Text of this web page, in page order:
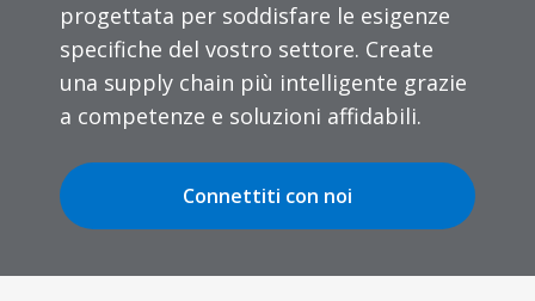
progettata per soddisfare le esigenze
specifiche del vostro settore. Create
una supply chain più intelligente grazie
a competenze e soluzioni affidabili.
Connettiti con noi